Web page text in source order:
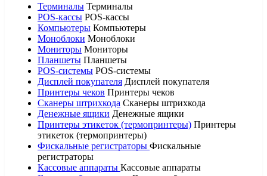
Терминалы Терминалы
POS-кассы POS-кассы
Компьютеры Компьютеры
Моноблоки Моноблоки
Мониторы Мониторы
Планшеты Планшеты
POS-системы POS-системы
Дисплей покупателя Дисплей покупателя
Принтеры чеков Принтеры чеков
Сканеры штрихкода Сканеры штрихкода
Денежные ящики Денежные ящики
Принтеры этикеток (термопринтеры) Принтеры
этикеток (термопринтеры)
Фискальные регистраторы Фискальные
регистраторы
Кассовые аппараты Кассовые аппараты